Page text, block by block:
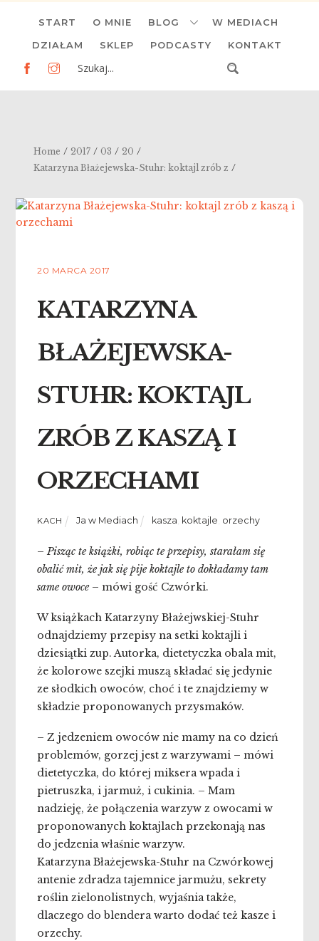
content
START O MNIE BLOG W MEDIACH
DZIAŁAM SKLEP PODCASTY KONTAKT
Home / 2017 / 03 / 20 /
Katarzyna Błażejewska-Stuhr: koktajl zrób z /
20 MARCA 2017
KATARZYNA
BŁAŻEJEWSKA-
STUHR: KOKTAJL
ZRÓB Z KASZĄ I
ORZECHAMI
KACH Ja w Mediach kasza koktajle orzechy
–Pisząc te książki, robiąc te przepisy, starałam się
obalić mit, że jak się pije koktajle to dokładamy tam
same owoce– mówi gość Czwórki.
W książkach Katarzyny Błażejwskiej-Stuhr
odnajdziemy przepisy na setki koktajli i
dziesiątki zup. Autorka, dietetyczka obala mit,
że kolorowe szejki muszą składać się jedynie
ze słodkich owoców, choć i te znajdziemy w
składzie proponowanych przysmaków.
– Z jedzeniem owoców nie mamy na co dzień
problemów, gorzej jest z warzywami – mówi
dietetyczka, do której miksera wpada i
pietruszka, i jarmuż, i cukinia. – Mam
nadzieję, że połączenia warzyw z owocami w
proponowanych koktajlach przekonają nas
do jedzenia właśnie warzyw.
Katarzyna Błażejewska-Stuhr na Czwórkowej
antenie zdradza tajemnice jarmużu, sekrety
roślin zielonolistnych, wyjaśnia także,
dlaczego do blendera warto dodać też kasze i
orzechy.